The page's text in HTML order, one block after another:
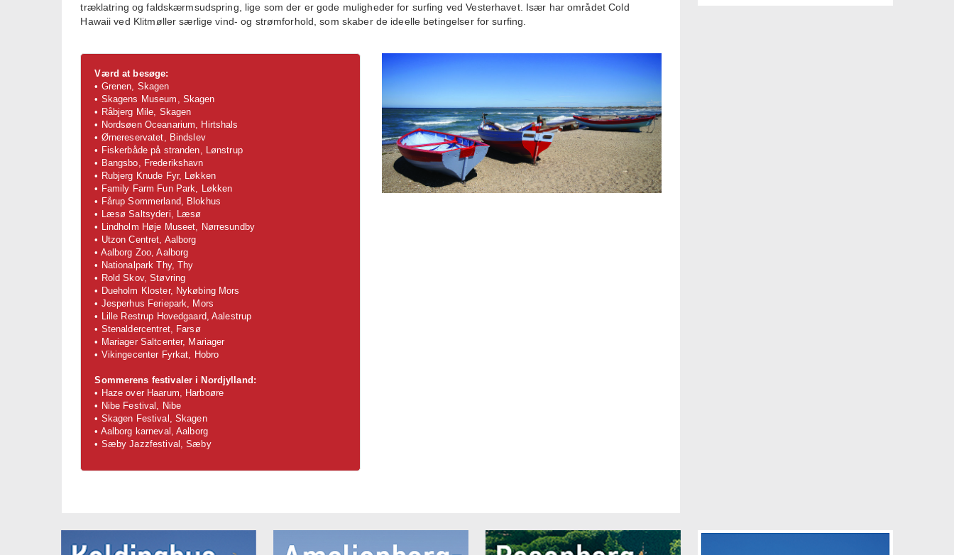
træklatring og faldskærmsudspring, lige som der er gode muligheder for surfing ved Vesterhavet. Især har området Cold
Hawaii ved Klitmøller særlige vind- og strømforhold, som skaber de ideelle betingelser for surfing.
Værd at besøge:
• Grenen, Skagen
• Skagens Museum, Skagen
• Råbjerg Mile, Skagen
• Nordsøen Oceanarium, Hirtshals
• Ørnereservatet, Bindslev
• Fiskerbåde på stranden, Lønstrup
• Bangsbo, Frederikshavn
• Rubjerg Knude Fyr, Løkken
• Family Farm Fun Park, Løkken
• Fårup Sommerland, Blokhus
• Læsø Saltsyderi, Læsø
• Lindholm Høje Museet, Nørresundby
• Utzon Centret, Aalborg
• Aalborg Zoo, Aalborg
• Nationalpark Thy, Thy
• Rold Skov, Støvring
• Dueholm Kloster, Nykøbing Mors
• Jesperhus Feriepark, Mors
• Lille Restrup Hovedgaard, Aalestrup
• Stenaldercentret, Farsø
• Mariager Saltcenter, Mariager
• Vikingecenter Fyrkat, Hobro
Sommerens festivaler i Nordjylland:
• Haze over Haarum, Harboøre
• Nibe Festival, Nibe
• Skagen Festival, Skagen
• Aalborg karneval, Aalborg
• Sæby Jazzfestival, Sæby